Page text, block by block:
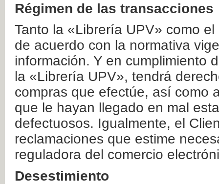
Régimen de las transacciones
Tanto la «Librería UPV» como
de acuerdo con la normativa
información. Y en cumplimiento
la «Librería UPV», tendrá
compras que efectúe, así como
que le hayan llegado en mal
defectuosos. Igualmente, el
reclamaciones que estime
reguladora del comercio
Desestimiento